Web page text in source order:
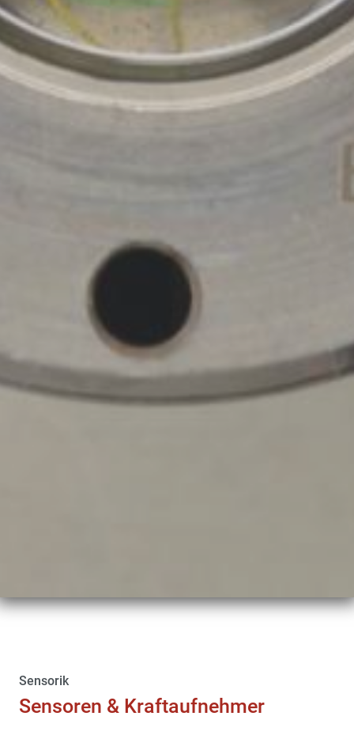
Sensorik
Sensoren & Kraftaufnehmer